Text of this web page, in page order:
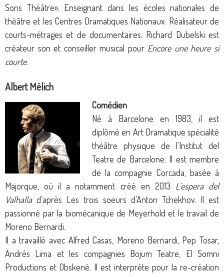
Sons Théâtre». Enseignant dans les écoles nationales de
théâtre et les Centres Dramatiques Nationaux. Réalisateur de
courts-métrages et de documentaires. Richard Dubelski est
créateur son et conseiller musical pour Encore une heure si
courte.
Albert Mèlich
Comédien
Né à Barcelone en 1983, il est
diplômé en Art Dramatique spécialité
théâtre physique de l’Institut del
Teatre de Barcelone. Il est membre
de la compagnie Corcada, basée à
Majorque, où il a notamment créé en 2013 L’espera del
Valhallad’après Les trois soeurs d’Anton Tchekhov. Il est
passionné par la biomécanique de Meyerhold et le travail de
Moreno Bernardi.
Il a travaillé avec Alfred Casas, Moreno Bernardi, Pep Tosar,
Andrés Lima et les compagnies Bojum Teatre, El Somni
Productions et Obskené. Il est interprète pour la re-création